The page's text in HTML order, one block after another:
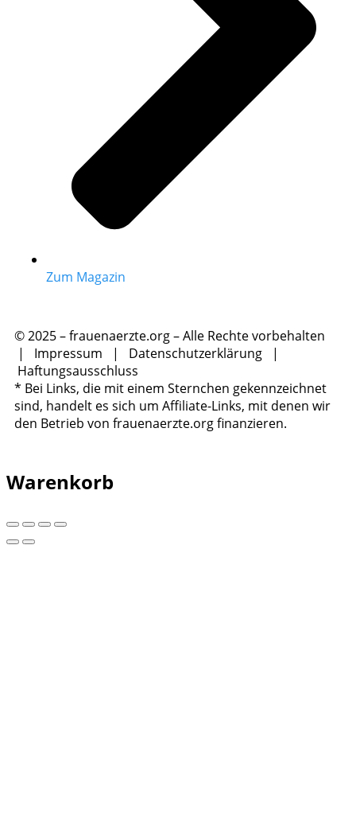
Zum Magazin
© 2025 – frauenaerzte.org – Alle Rechte vorbehalten
| Impressum | Datenschutzerklärung |
Haftungsausschluss
* Bei Links, die mit einem Sternchen gekennzeichnet
sind, handelt es sich um Affiliate-Links, mit denen wir
den Betrieb von frauenaerzte.org finanzieren.
Warenkorb